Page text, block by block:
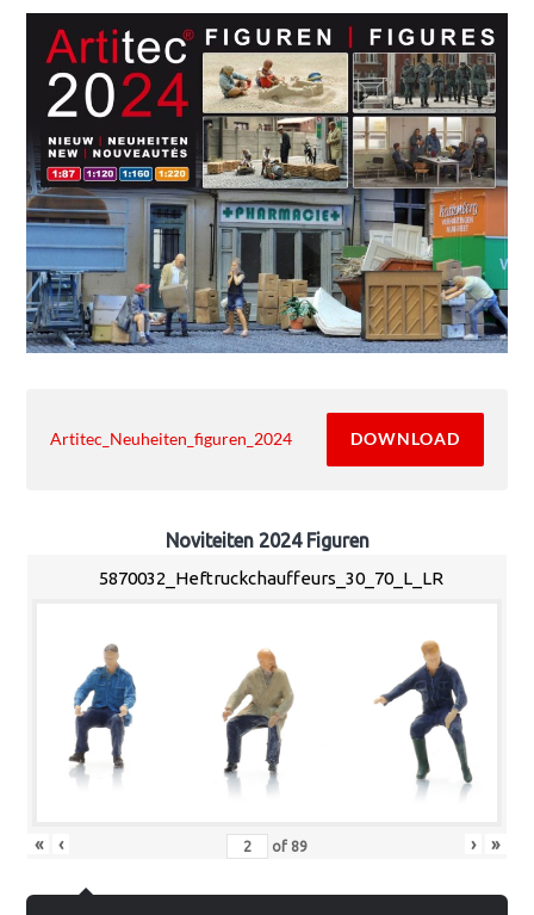
Artitec_Neuheiten_figuren_2024 DOWNLOAD
Noviteiten 2024 Figuren
5870032_Heftruckchauffeurs_30_70_L_LR
« ‹ of 89 › »